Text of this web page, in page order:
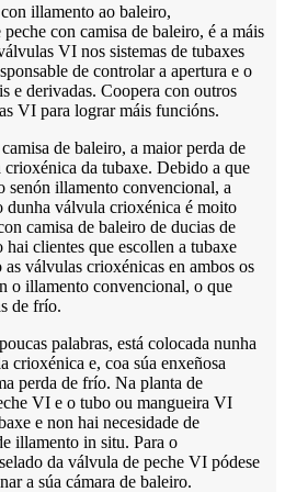
illamento ao baleiro,
con camisa de baleiro, é a máis
VI nos sistemas de tubaxes
de controlar a apertura e o
e derivadas. Coopera con outros
VI para lograr máis funcións.
de baleiro, a maior perda de
da tubaxe. Debido a que
senón illamento convencional, a
dunha válvula crioxénica é moito
camisa de baleiro de ducias de
clientes que escollen a tubaxe
válvulas crioxénicas en ambos os
o illamento convencional, o que
de frío.
palabras, está colocada nunha
crioxénica e, coa súa enxeñosa
perda de frío. Na planta de
VI e o tubo ou mangueira VI
e non hai necesidade de
illamento in situ. Para o
da válvula de peche VI pódese
a súa cámara de baleiro.